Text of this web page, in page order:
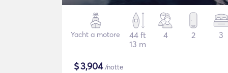
Yacht a motore
44 ft
13 m
4 2 3
$3,904/notte